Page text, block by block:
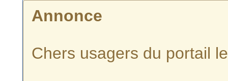
Annonce
Chers usagers du portail